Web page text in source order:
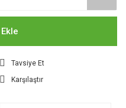
Tavsiye Et
Karşılaştır